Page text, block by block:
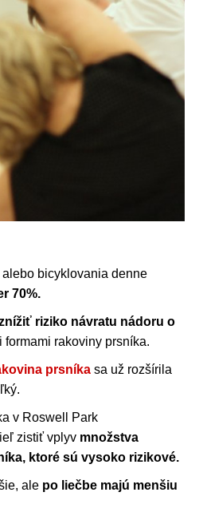
bicyklovania denne
70%.
riziko návratu nádoru o
rakoviny prsníka.
prsníka sa už rozšírila
v Roswell Park
zistiť vplyv množstva
ktoré sú vysoko rizikové.
ale po liečbe majú menšiu